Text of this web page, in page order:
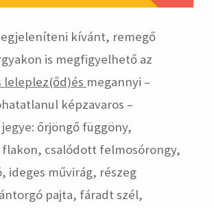
kívánt, remegő
is megfigyelhető az
leleplez(őd)és megannyi –
képzavaros –
őrjöngő függöny,
csalódott felmosórongy,
ideges művirág, részeg
pajta, fáradt szél,